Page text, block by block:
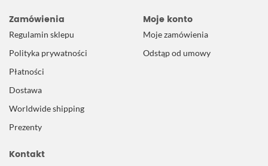
Zamówienia
Regulamin sklepu
Polityka prywatności
Płatności
Dostawa
Worldwide shipping
Prezenty
Moje konto
Moje zamówienia
Odstąp od umowy
Kontakt